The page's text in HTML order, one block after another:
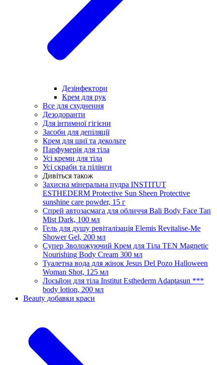
Дезінфектори
Крем для рук
Все для схуднення
Дезодоранти
Для інтимної гігієни
Засоби для депіляції
Крем для шиї та декольте
Парфумерія для тіла
Усі креми для тіла
Усі скраби та пілінги
Дивіться також
Захисна мінеральна пудра INSTITUT
ESTHEDERM Protective Sun Sheen Protective
sunshine care powder, 15 г
Спрей автозасмага для обличчя Bali Body Face Tan
Mist Dark, 100 мл
Гель для душу ревіталізація Elemis Revitalise-Me
Shower Gel, 200 мл
Супер Зволожуючий Крем для Тіла TEN Magnetic
Nourishing Body Cream 300 мл
Туалетна вода для жінок Jesus Del Pozo Halloween
Woman Shot, 125 мл
Лосьйон для тіла Institut Esthederm Adaptasun ***
body lotion, 200 мл
Beauty добавки краси